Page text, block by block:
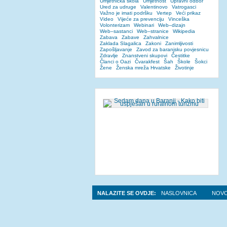
Ured za udruge
Valentinovo
Vatrogasci
Važno je imati podršku
Vertep
Veći prikaz
Video
Vijeće za prevenciju
Vinceška
Volonterizam
Webinari
Web–dizajn
Web–sastanci
Web–stranice
Wikipedia
Zabava
Zabave
Zahvalnice
Zaklada Slagalica
Zakoni
Zanimljivosti
Zapošljavanje
Zavod za baranjsku povjesnicu
Zdravlje
Znanstveni skupovi
Čestitke
Članci o Oazi
Čvarakfest Šah Škole
Šokci
Žene
Ženska mreža Hrvatske Životinje
NALAZITE SE OVDJE: NASLOVNICA